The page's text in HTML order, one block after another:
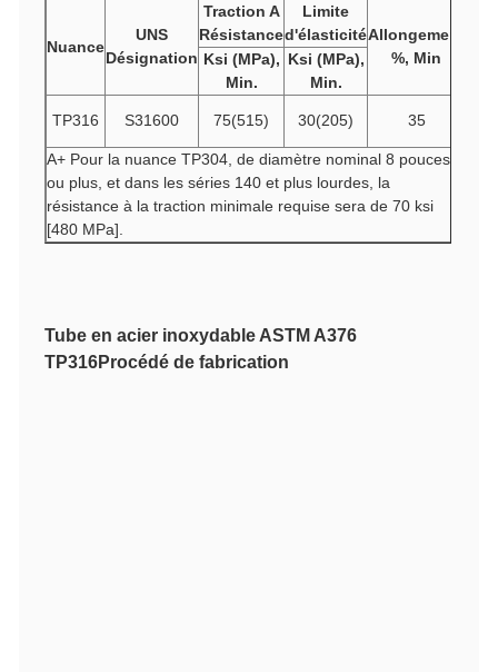
Nuance
UNS
Désignation
Traction A
Résistance
Limite
d'élasticitéAllongement
%, Min
Ksi (MPa),
Min.
Ksi (MPa),
Min.
TP316 S31600 75(515) 30(205) 35
A+ Pour la nuance TP304, de diamètre nominal 8 pouces
ou plus, et dans les séries 140 et plus lourdes, la
résistance à la traction minimale requise sera de 70 ksi
[480 MPa].
Tube en acier inoxydable ASTM A376
TP316Procédé de fabrication